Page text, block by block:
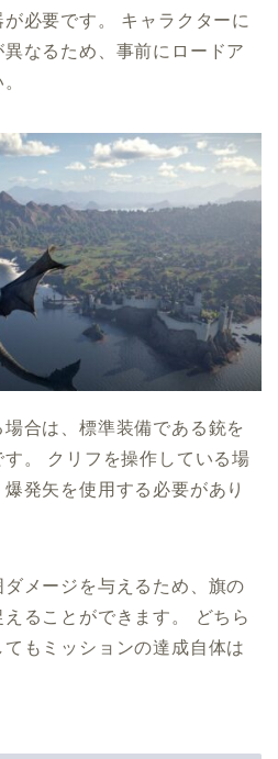
必要です。 キャラクターに
なるため、事前にロードア
合は、標準装備である銃を
。 クリフを操作している場
発矢を使用する必要があり
メージを与えるため、旗の
ることができます。 どちら
もミッションの達成自体は